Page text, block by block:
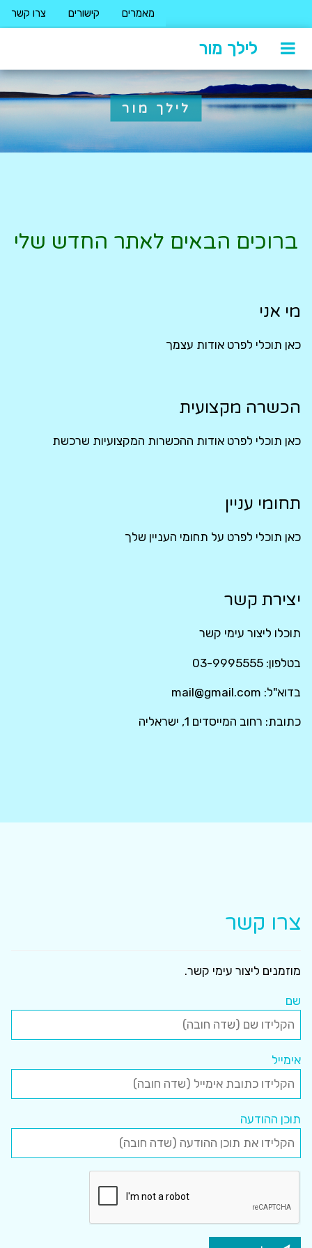
מאמרים קישורים צרו קשר
לילך מור
לילך מור
ברוכים הבאים לאתר החדש שלי
מי אני
כאן תוכלי לפרט אודות עצמך
הכשרה מקצועית
כאן תוכלי לפרט אודות ההכשרות המקצועיות שרכשת
תחומי עניין
כאן תוכלי לפרט על תחומי העניין שלך
יצירת קשר
תוכלו ליצור עימי קשר
בטלפון: 03-9995555
בדוא"ל: mail@gmail.com
כתובת: רחוב המייסדים 1, ישראליה
צרו קשר
מוזמנים ליצור עימי קשר.
שם
אימייל
תוכן ההודעה